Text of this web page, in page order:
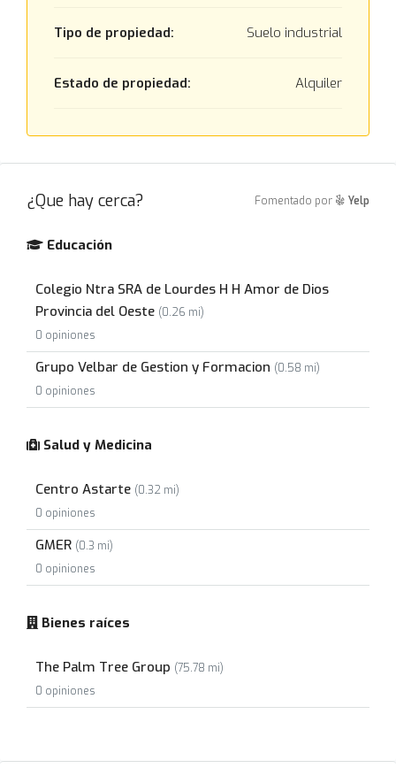
Tipo de propiedad: Suelo industrial
Estado de propiedad: Alquiler
¿Que hay cerca? Fomentado por Yelp
Educación
Colegio Ntra SRA de Lourdes H H Amor de Dios
Provincia del Oeste (0.26 mi)
0 opiniones
Grupo Velbar de Gestion y Formacion (0.58 mi)
0 opiniones
Salud y Medicina
Centro Astarte (0.32 mi)
0 opiniones
GMER (0.3 mi)
0 opiniones
Bienes raíces
The Palm Tree Group (75.78 mi)
0 opiniones